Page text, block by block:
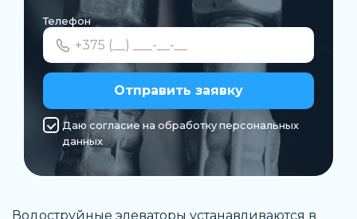
Телефон
Отправить заявку
Даю согласие на обработку персональных
данных
Водоструйные элеваторы устанавливаются в